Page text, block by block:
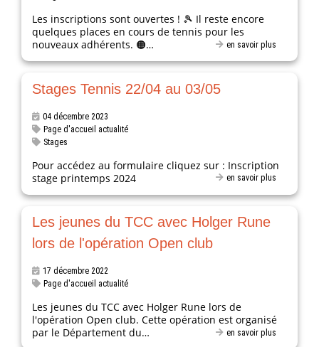
Les inscriptions sont ouvertes ! 🎾 Il reste encore
quelques places en cours de tennis pour les
nouveaux adhérents. 🟠…
en savoir plus
Stages Tennis 22/04 au 03/05
04 décembre 2023
Page d'accueil actualité
Stages
Pour accédez au formulaire cliquez sur : Inscription
stage printemps 2024
en savoir plus
Les jeunes du TCC avec Holger Rune
lors de l'opération Open club
17 décembre 2022
Page d'accueil actualité
Les jeunes du TCC avec Holger Rune lors de
l'opération Open club. Cette opération est organisé
par le Département du…
en savoir plus